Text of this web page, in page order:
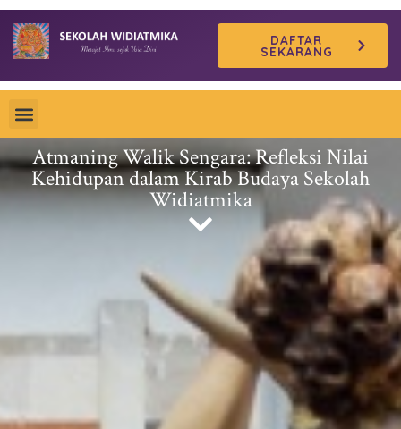
Skip
content
SEKARANG
Atmaning Walik Sengara: Refleksi Nilai
Kehidupan dalam Kirab Budaya Sekolah
Widiatmika